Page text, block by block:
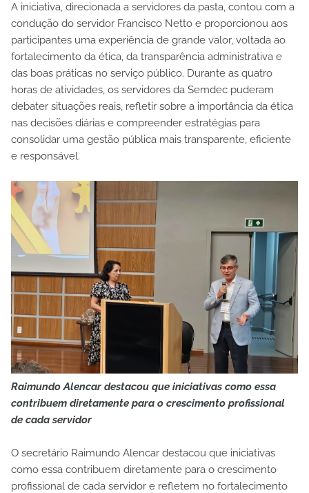
A iniciativa, direcionada a servidores da pasta, contou com a
condução do servidor Francisco Netto e proporcionou aos
participantes uma experiência de grande valor, voltada ao
fortalecimento da ética, da transparência administrativa e
das boas práticas no serviço público. Durante as quatro
horas de atividades, os servidores da Semdec puderam
debater situações reais, refletir sobre a importância da ética
nas decisões diárias e compreender estratégias para
consolidar uma gestão pública mais transparente, eficiente
e responsável.
Raimundo Alencar destacou que iniciativas como essa
contribuem diretamente para o crescimento profissional
de cada servidor
O secretário Raimundo Alencar destacou que iniciativas
como essa contribuem diretamente para o crescimento
profissional de cada servidor e refletem no fortalecimento